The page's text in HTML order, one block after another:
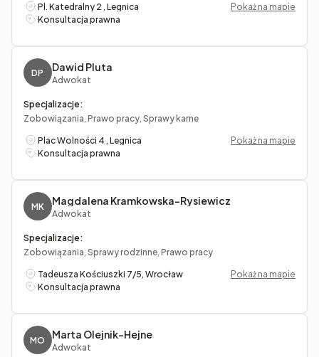
Pl. Katedralny 2 , Legnica
Pokaż na mapie
Konsultacja prawna
DP Dawid Pluta
Adwokat
Specjalizacje:
Zobowiązania, Prawo pracy, Sprawy karne
Plac Wolności 4 , Legnica
Pokaż na mapie
Konsultacja prawna
MK Magdalena Kramkowska-Rysiewicz
Adwokat
Specjalizacje:
Zobowiązania, Sprawy rodzinne, Prawo pracy
Tadeusza Kościuszki 7/5, Wrocław
Pokaż na mapie
Konsultacja prawna
MO Marta Olejnik-Hejne
Adwokat